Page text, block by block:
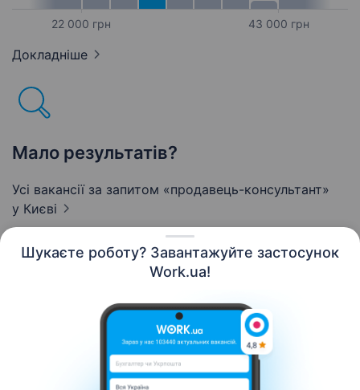
Шукаєте роботу? Завантажуйте застосунок
Work.ua!
22 000 грн 43 000 грн
Докладніше
Мало результатів?
Усі вакансії за запитом «продавець-консультант»
у Києві